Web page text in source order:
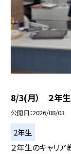
8/3(月） ２年
公開日 2026/08/03
2年生
２年生のキャリ